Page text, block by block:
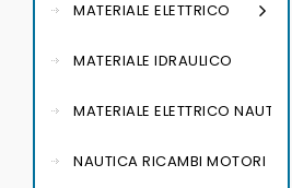
MATERIALE ELETTRICO
MATERIALE IDRAULICO
MATERIALE ELETTRICO NAUTICO
NAUTICA RICAMBI MOTORI